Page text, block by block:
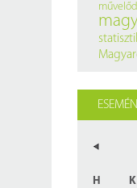
H K